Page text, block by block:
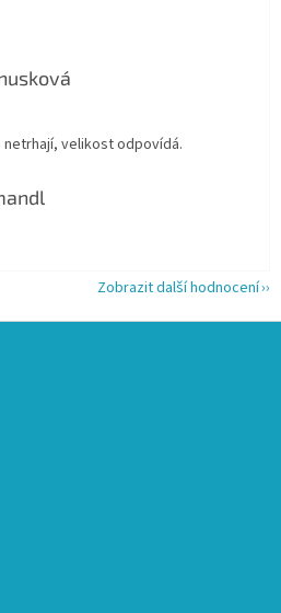
je 5 z 5 hvězdiček.
velikost odpovídá.
je 5 z 5 hvězdiček.
Zobrazit další hodnocení